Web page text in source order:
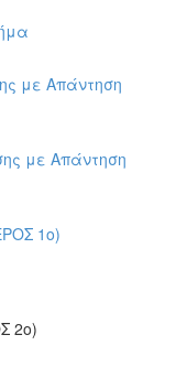
με Απάντηση
με Απάντηση
1ο)
2ο)